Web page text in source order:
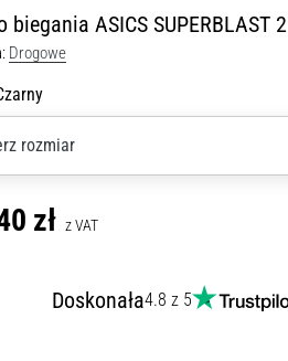
biegania ASICS SUPERBLAST 2
Drogowe
rozmiar
zł z VAT
Doskonała4.8 z 5